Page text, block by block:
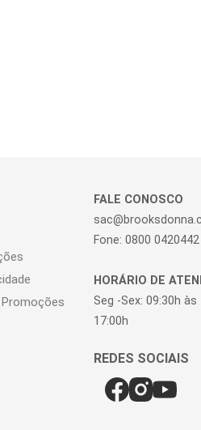
FALE CONOSCO
Fone: 0800 0420442
HORÁRIO DE
Seg -Sex: 09:30h
17:00h